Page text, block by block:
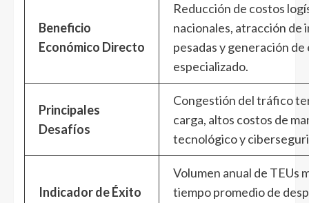
Beneficio
Económico Directo
Reducción de costos
nacionales, atracción de
pesadas y generación de
especializado.
Principales
Desafíos
Congestión del tráfico
carga, altos costos de
tecnológico y
Indicador de Éxito
Volumen anual de TEUs
tiempo promedio de